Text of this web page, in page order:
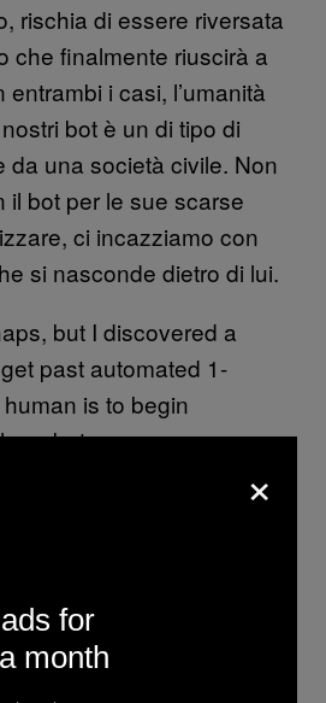
rischia di essere riversata
che finalmente riuscirà a
i casi, l’umanità
bot è un di tipo di
da una società civile. Non
il bot per le sue scarse
ci incazziamo con
si nasconde dietro di lui.
but I discovered a
past automated 1-
is to begin
robot
però, rischia spesso di
è sempre l’umano che
che le cose non
vogliamo
×
for
month